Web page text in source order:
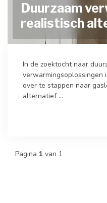
Duurzaam
realistisch
In de zoektocht naar
verwarmingsoplossingen
over te stappen naar
alternatief ...
Pagina 1 van 1